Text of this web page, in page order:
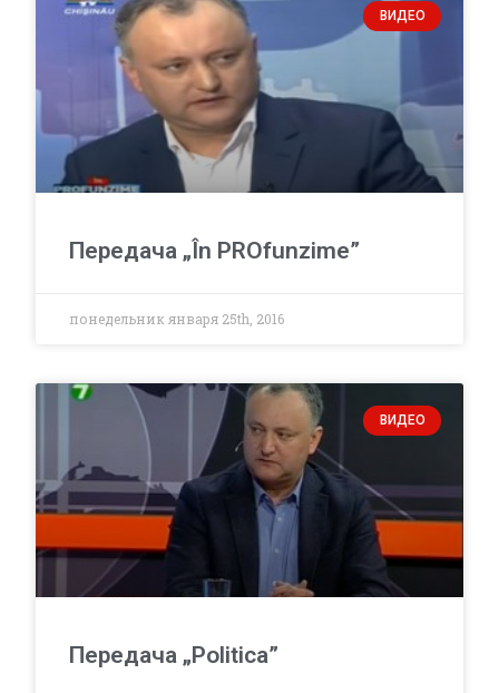
ВИДЕО
Передача „În PROfunzime”
понедельник января 25th, 2016
ВИДЕО
Передача „Politica”